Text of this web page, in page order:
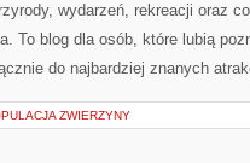
wydarzeń, rekreacji oraz
To blog dla osób, które lubią
do najbardziej znanych
ZWIERZYNY